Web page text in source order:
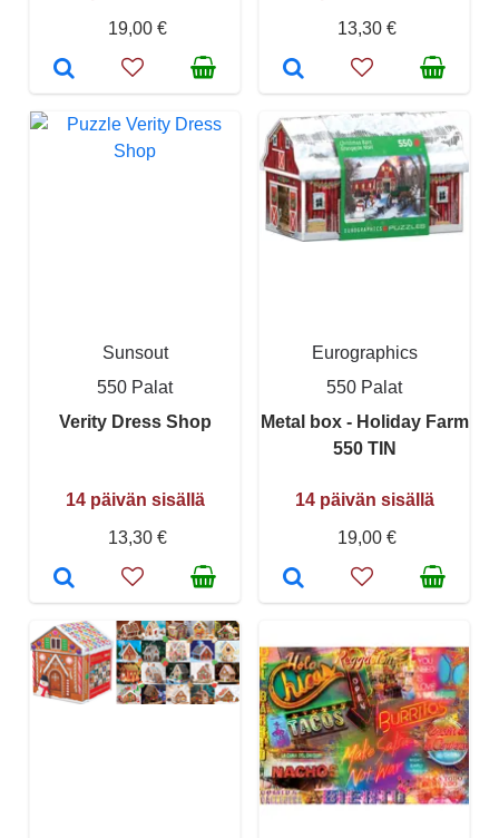
19,00 €
13,30 €
Sunsout
550 Palat
Verity Dress Shop
14 päivän sisällä
13,30 €
Eurographics
550 Palat
Metal box - Holiday Farm
550 TIN
14 päivän sisällä
19,00 €